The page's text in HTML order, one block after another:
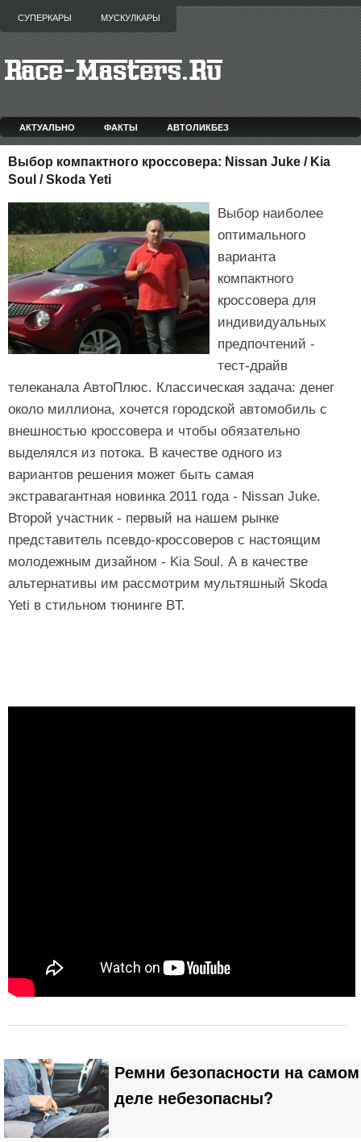
СУПЕРКАРЫ МУСКУЛКАРЫ
АКТУАЛЬНО ФАКТЫ АВТОЛИКБЕЗ
Выбор компактного кроссовера: Nissan Juke / Kia
Soul / Skoda Yeti
Выбор наиболее
оптимального
варианта
компактного
кроссовера для
индивидуальных
предпочтений -
тест-драйв
телеканала АвтоПлюс. Классическая задача: денег
около миллиона, хочется городской автомобиль с
внешностью кроссовера и чтобы обязательно
выделялся из потока. В качестве одного из
вариантов решения может быть самая
экстравагантная новинка 2011 года - Nissan Juke.
Второй участник - первый на нашем рынке
представитель псевдо-кроссоверов с настоящим
молодежным дизайном - Kia Soul. А в качестве
альтернативы им рассмотрим мультяшный Skoda
Yeti в стильном тюнинге BT.
Ремни безопасности на самом
деле небезопасны?